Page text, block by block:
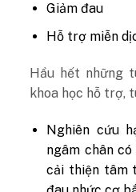
Giảm đau
Hỗ trợ miễn
Hầu hết những
khoa học hỗ trợ,
Nghiên cứu
ngâm chân
cải thiện tâm